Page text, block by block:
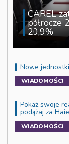
CAREL
półrocze
20,9%
Nowe
WIADOMOŚCI
Pokaż swoje
podążaj za
WIADOMOŚCI